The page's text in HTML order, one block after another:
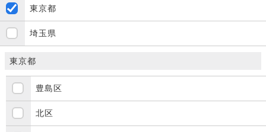
東京都
埼玉県
東京都
豊島区
北区